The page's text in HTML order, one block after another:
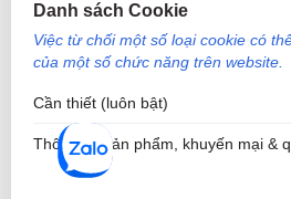
Danh sách Cookie
Việc từ chối một số loại cookie có
của một số chức năng trên website.
Cần thiết (luôn bật)
Thông tin sản phẩm, khuyến mại &
Phản ánh dịch vụ:
Công Ty TNHH Công Nghệ và Đầu